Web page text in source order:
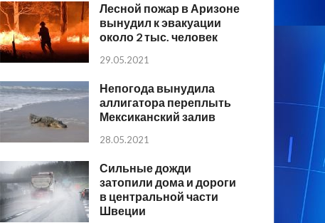
Лесной пожар в Аризоне
вынудил к эвакуации
около 2 тыс. человек
29.05.2021
Непогода вынудила
аллигатора переплыть
Мексиканский залив
28.05.2021
Сильные дожди
затопили дома и дороги
в центральной части
Швеции